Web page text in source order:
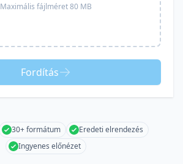
Maximális fájlméret 80 MB
Fordítás
30+ formátum
Eredeti elrendezés
Ingyenes előnézet